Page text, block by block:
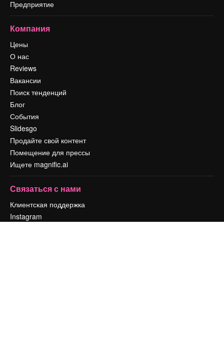
Предприятие
Компания
Цены
О нас
Reviews
Вакансии
Поиск тенденций
Блог
События
Slidesgo
Продайте свой контент
Помещение для прессы
Ищете magnific.ai
Связаться с нами
Клиентская поддержка
Instagram